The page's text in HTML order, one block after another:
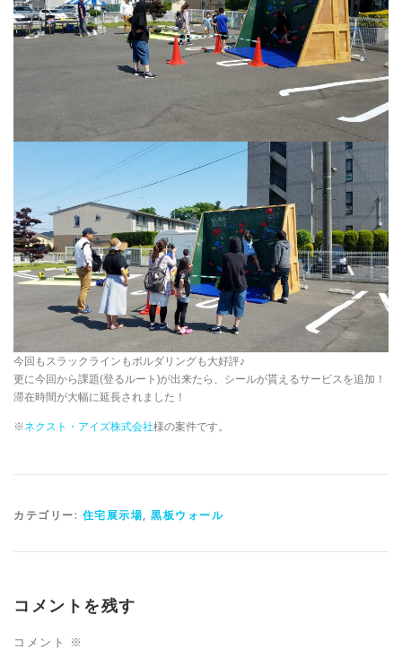
今回もスラックラインもボルダリングも大好評♪
更に今回から課題(登るルート)が出来たら、シールが貰えるサービスを追加！
滞在時間が大幅に延長されました！
※ネクスト・アイズ株式会社様の案件です。
カテゴリー: 住宅展示場, 黒板ウォール
コメントを残す
コメント ※